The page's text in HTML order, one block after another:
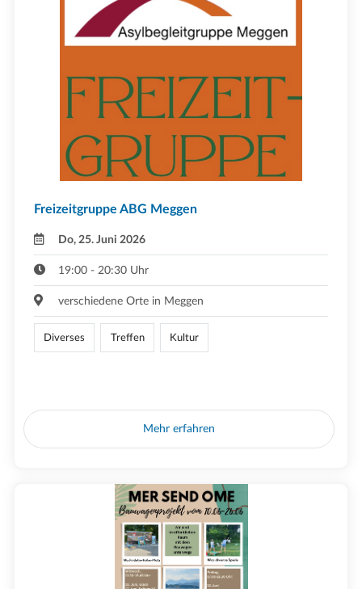
Freizeitgruppe ABG Meggen
Do, 25. Juni 2026
19:00 - 20:30 Uhr
verschiedene Orte in Meggen
Diverses Treffen Kultur
Mehr erfahren